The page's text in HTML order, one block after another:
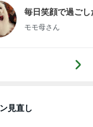
毎日笑顔で過ごし
モモ母さん
見直し